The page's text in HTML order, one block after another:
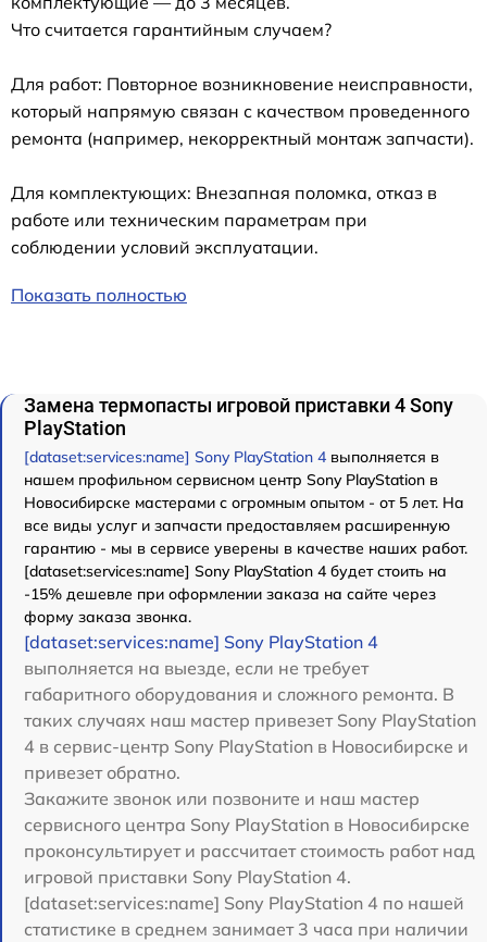
Что считается гарантийным случаем?
Для работ: Повторное возникновение неисправности,
который напрямую связан с качеством проведенного
ремонта (например, некорректный монтаж запчасти).
Для комплектующих: Внезапная поломка, отказ в
работе или техническим параметрам при
соблюдении условий эксплуатации.
Показать полностью
Замена термопасты игровой приставки 4 Sony
PlayStation
[dataset:services:name] Sony PlayStation 4 выполняется в
нашем профильном сервисном центр Sony PlayStation в
Новосибирске мастерами с огромным опытом - от 5 лет. На
все виды услуг и запчасти предоставляем расширенную
гарантию - мы в сервисе уверены в качестве наших работ.
[dataset:services:name] Sony PlayStation 4 будет стоить на
-15% дешевле при оформлении заказа на сайте через
форму заказа звонка.
[dataset:services:name] Sony PlayStation 4
выполняется на выезде, если не требует
габаритного оборудования и сложного ремонта. В
таких случаях наш мастер привезет Sony PlayStation
4 в сервис-центр Sony PlayStation в Новосибирске и
привезет обратно.
Закажите звонок или позвоните и наш мастер
сервисного центра Sony PlayStation в Новосибирске
проконсультирует и рассчитает стоимость работ над
игровой приставки Sony PlayStation 4.
[dataset:services:name] Sony PlayStation 4 по нашей
статистике в среднем занимает 3 часа при наличии